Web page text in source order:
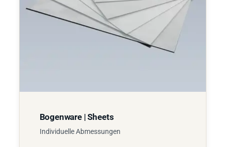
Bogenware | Sheets
Individuelle Abmessungen